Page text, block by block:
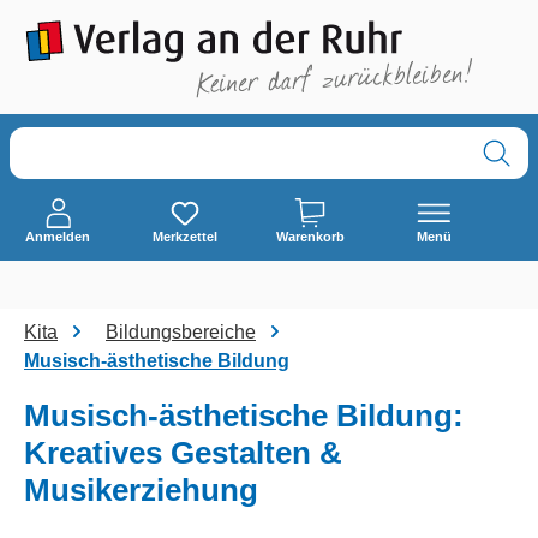
springen
Anmelden Merkzettel Warenkorb Menü
Kita
Bildungsbereiche
Musisch-ästhetische Bildung
Musisch-ästhetische Bildung:
Kreatives Gestalten &
Musikerziehung